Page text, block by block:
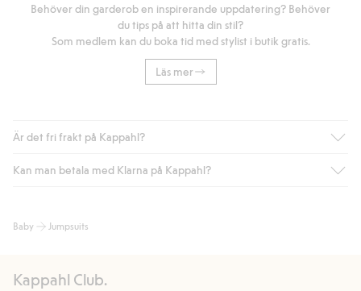
Behöver din garderob en inspirerande uppdatering? Behöver
du tips på att hitta din stil?
Som medlem kan du boka tid med stylist i butik gratis.
Läs mer
Är det fri frakt på Kappahl?
Är du medlem i Kappahl Club har du alltid gratis frakt till butik
automatik efter du loggat in och identifierats som medlem.
handlar för.
Kan man betala med Klarna på Kappahl?
bland annat faktura och swish men även andra betalningssätt.
allmänna villkor.
Baby Jumpsuits
Kappahl Club.